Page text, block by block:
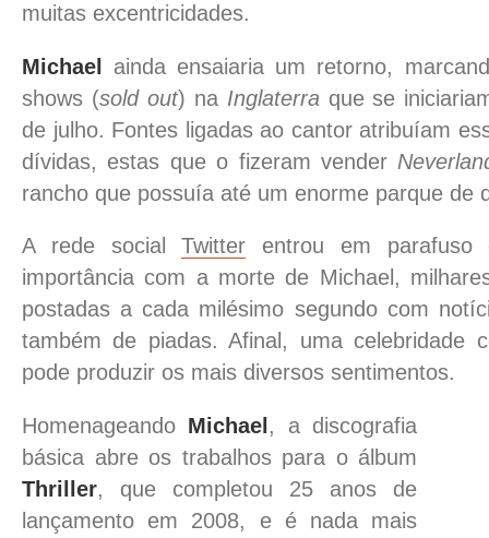
muitas excentricidades.
Michael ainda ensaiaria um retorno,
shows (sold out) na Inglaterra que se
de julho. Fontes ligadas ao cantor atribuíam
dívidas, estas que o fizeram vender
rancho que possuía até um enorme parque de
A rede socialTwitter entrou em parafuso
importância com a morte de Michael,
postadas a cada milésimo segundo com
também de piadas. Afinal, uma celebridade
pode produzir os mais diversos sentimentos.
Homenageando Michael, a discografia
básica abre os trabalhos para o álbum
Thriller, que completou 25 anos de
lançamento em 2008, e é nada mais